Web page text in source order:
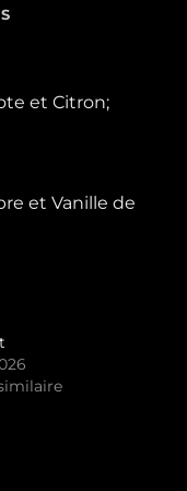
et Citron;
et Vanille de